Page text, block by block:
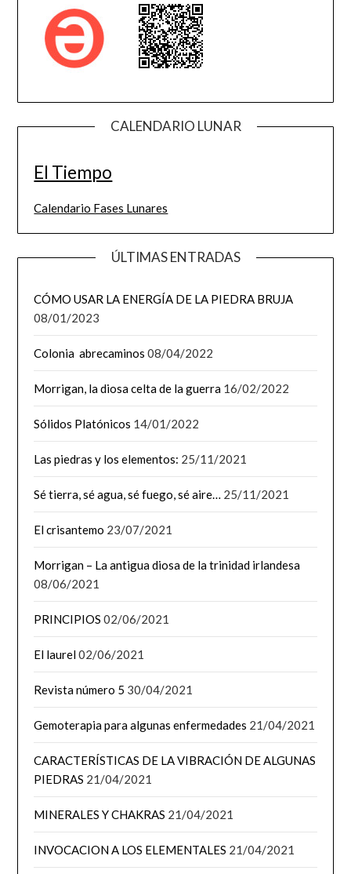
CALENDARIO LUNAR
El Tiempo
Calendario Fases Lunares
ÚLTIMAS ENTRADAS
CÓMO USAR LA ENERGÍA DE LA PIEDRA BRUJA
08/01/2023
Colonia abrecaminos 08/04/2022
Morrigan, la diosa celta de la guerra 16/02/2022
Sólidos Platónicos 14/01/2022
Las piedras y los elementos: 25/11/2021
Sé tierra, sé agua, sé fuego, sé aire… 25/11/2021
El crisantemo 23/07/2021
Morrigan – La antigua diosa de la trinidad irlandesa
08/06/2021
PRINCIPIOS 02/06/2021
El laurel02/06/2021
Revista número 5 30/04/2021
Gemoterapia para algunas enfermedades 21/04/2021
CARACTERÍSTICAS DE LA VIBRACIÓN DE ALGUNAS
PIEDRAS 21/04/2021
MINERALES Y CHAKRAS 21/04/2021
INVOCACION A LOS ELEMENTALES 21/04/2021